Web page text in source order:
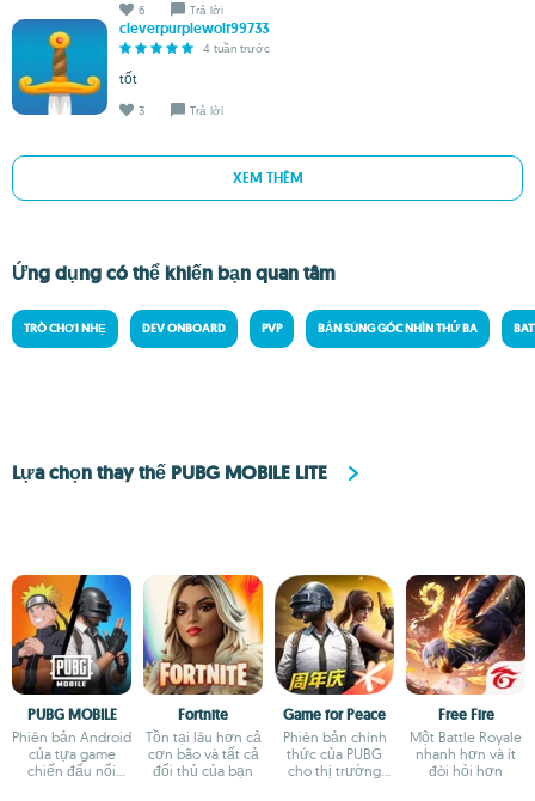
6 Trả lời
cleverpurplewolf99733
4 tuần trước
tốt
3 Trả lời
XEM THÊM
Ứng dụng có thể khiến bạn quan tâm
TRÒ CHƠI NHẸ DEV ONBOARD PVP BẮN SÚNG GÓC NHÌN THỨ BA
Lựa chọn thay thế PUBG MOBILE LITE
PUBG MOBILE
Phiên bản Android
của tựa game
chiến đấu nổi
Fortnite
Tồn tại lâu hơn cả
cơn bão và tất cả
đối thủ của bạn
Game for Peace
Phiên bản chính
thức của PUBG
cho thị trường
Free Fire
Một Battle Royale
nhanh hơn và ít
đòi hỏi hơn